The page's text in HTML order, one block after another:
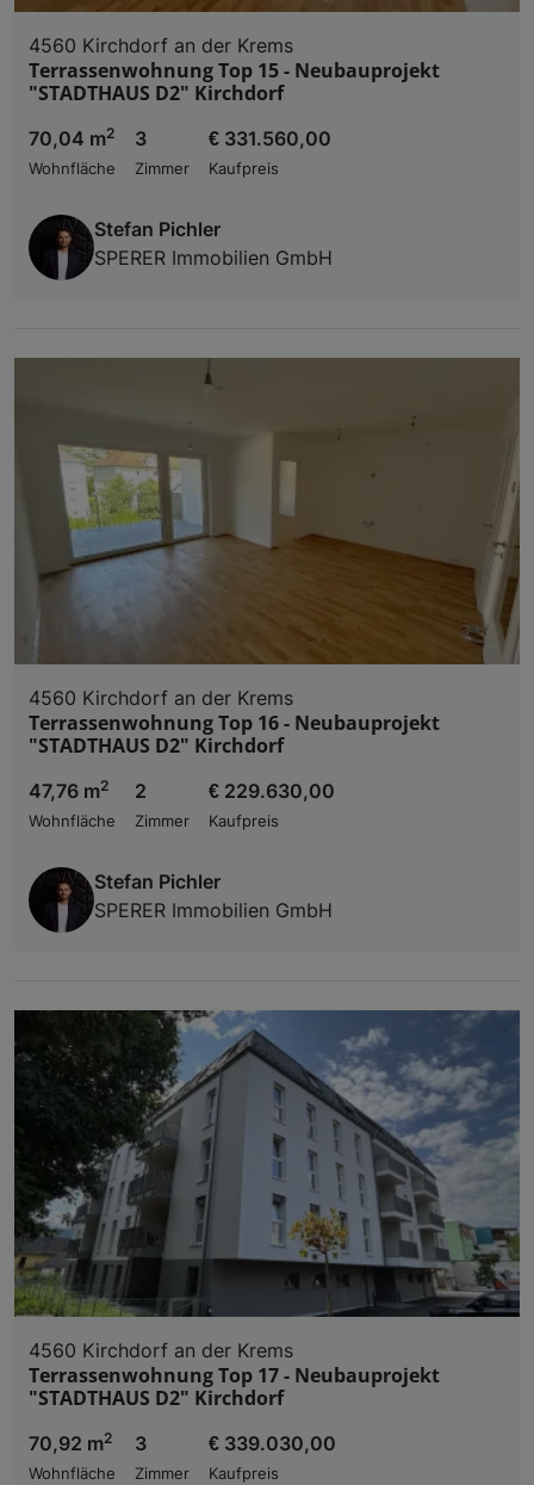
4560 Kirchdorf an der Krems
Terrassenwohnung Top 15 - Neubauprojekt
"STADTHAUS D2" Kirchdorf
70,04 m2
Wohnfläche
3
Zimmer
€ 331.560,00
Kaufpreis
Stefan Pichler
SPERER Immobilien GmbH
4560 Kirchdorf an der Krems
Terrassenwohnung Top 16 - Neubauprojekt
"STADTHAUS D2" Kirchdorf
47,76 m2
Wohnfläche
2
Zimmer
€ 229.630,00
Kaufpreis
Stefan Pichler
SPERER Immobilien GmbH
4560 Kirchdorf an der Krems
Terrassenwohnung Top 17 - Neubauprojekt
"STADTHAUS D2" Kirchdorf
70,92 m2
Wohnfläche
3
Zimmer
€ 339.030,00
Kaufpreis